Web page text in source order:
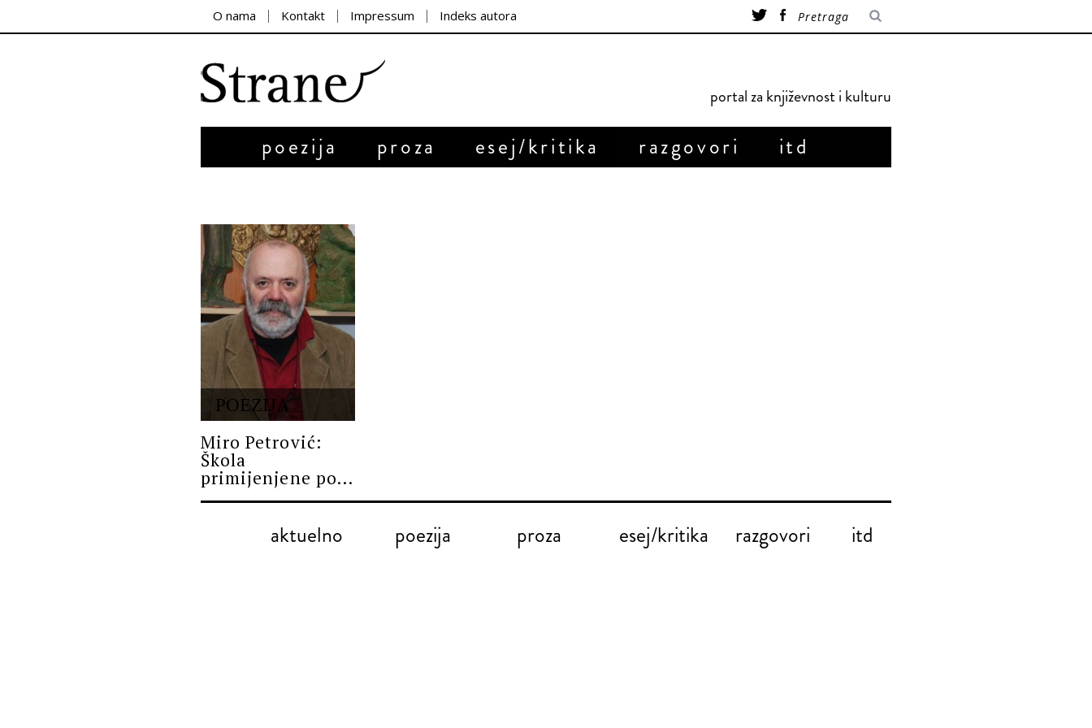
O nama Kontakt Impressum Indeks autora
portal za književnost i kulturu
poezija proza esej/kritika razgovori itd
POEZIJA
Miro Petrović:
Škola
primijenjene po...
aktuelno poezija proza esej/kritika razgovori itd